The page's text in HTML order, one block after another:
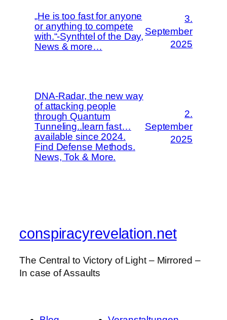
„He is too fast for anyone
or anything to compete
with.“-Synthtel of the Day,
News & more…
3.
September
2025
DNA-Radar, the new way
of attacking people
through Quantum
Tunneling..learn fast…
available since 2024.
Find Defense Methods.
News, Tok & More.
2.
September
2025
conspiracyrevelation.net
The Central to Victory of Light – Mirrored –
In case of Assaults